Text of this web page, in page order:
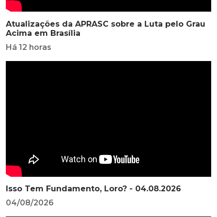
Atualizações da APRASC sobre a Luta pelo Grau
Acima em Brasília
Há 12 horas
Isso Tem Fundamento, Loro? - 04.08.2026
04/08/2026